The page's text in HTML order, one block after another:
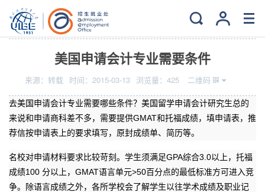
当前位置： 主页 >就业>
美国申请会计专业需要条件
来源： 转载 时间： 2015-03-13 浏览量： 425 二维码
去美国申请会计专业需要哪些条件？美国留学申请会计研究生总的
来说和申请商科差不多，需要提供GMAT和托福成绩，填申请表，推
荐信按申请表上的要求填写，原封成绩单、简历等。
名校对申请材料要求比较苛刻。学生须满足GPA综合3.0以上，托福
成绩100 分以上，GMAT语言单元>50百分点的最低标准方可进入竞
争。除语言成绩之外，各所学校会了解学生以往学术成绩及职业记